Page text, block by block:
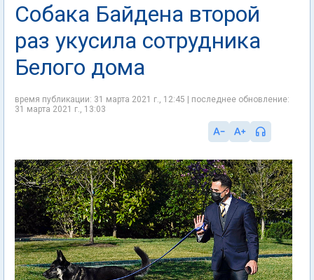
Собака Байдена второй
раз укусила сотрудника
Белого дома
время публикации: 31 марта 2021 г., 12:45 | последнее обновление:
31 марта 2021 г., 13:03